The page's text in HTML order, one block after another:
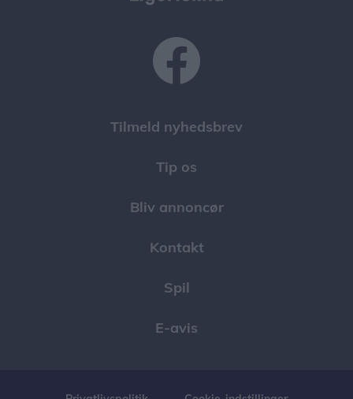
Tilmeld nyhedsbrev
Tip os
Bliv annoncør
Kontakt
Spil
E-avis